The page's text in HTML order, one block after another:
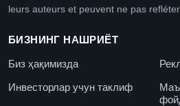
leurs auteurs et peuvent ne pas
БИЗНИНГ НАШРИЁТ
Биз ҳақимизда
Инвесторлар учун таклиф